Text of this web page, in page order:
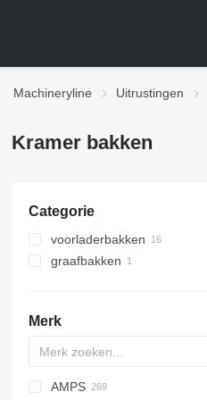
Machineryline Uitrustingen
Kramer bakken
Categorie
voorladerbakken
graafbakken
Merk
AMPS